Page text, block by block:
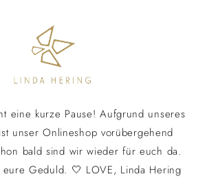
eine kurze Pause! Aufgrund unseres
unser Onlineshop vorübergehend
bald sind wir wieder für euch da.
Geduld. 🤍 LOVE, Linda Hering